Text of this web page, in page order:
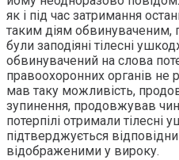
як і під час затримання
таким діям обвинуваченим,
були заподіяні тілесні
обвинувачений на слова
правоохоронних органів не
мав таку можливість,
зупинення, продовжував
потерпілі отримали
підтверджується
відображеними у вироку.